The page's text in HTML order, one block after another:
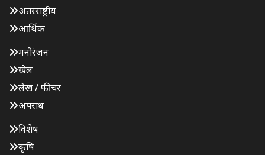
अंतरराष्ट्रीय
आर्थिक
मनोरंजन
खेल
लेख / फीचर
अपराध
विशेष
कृषि